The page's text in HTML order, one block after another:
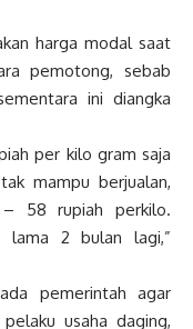
harga modal saat
pemotong, sebab
ini diangka
per kilo gram saja
mampu berjualan,
58 rupiah perkilo.
lama 2 bulan lagi,”
pemerintah agar
usaha daging,